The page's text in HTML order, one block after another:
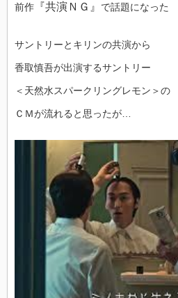
前作 『共演ＮＧ』 で話題になった
サントリーとキリンの共演から
香取慎吾が出演するサントリー
＜天然水スパークリングレモン＞の
ＣＭが流れると思ったが…